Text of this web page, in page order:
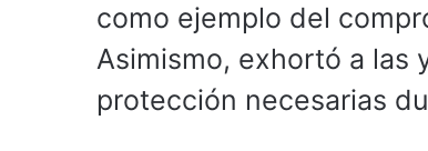
como ejemplo del
Asimismo, exhortó a las
protección necesarias